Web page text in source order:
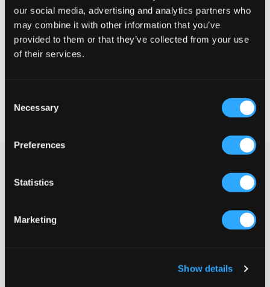
our social media, advertising and analytics partners who
may combine it with other information that you’ve
provided to them or that they’ve collected from your use
of their services.
Selection
Necessary
Preferences
Statistics
Marketing
Show details
Lille Perfekt Stor
Hurtig levering
Fri fragt over 499 kr
op i halsen. Pasformen er normal, og der er ribbede manchetter
nederst og ved ærmeenderne.
Strik
Lynlås